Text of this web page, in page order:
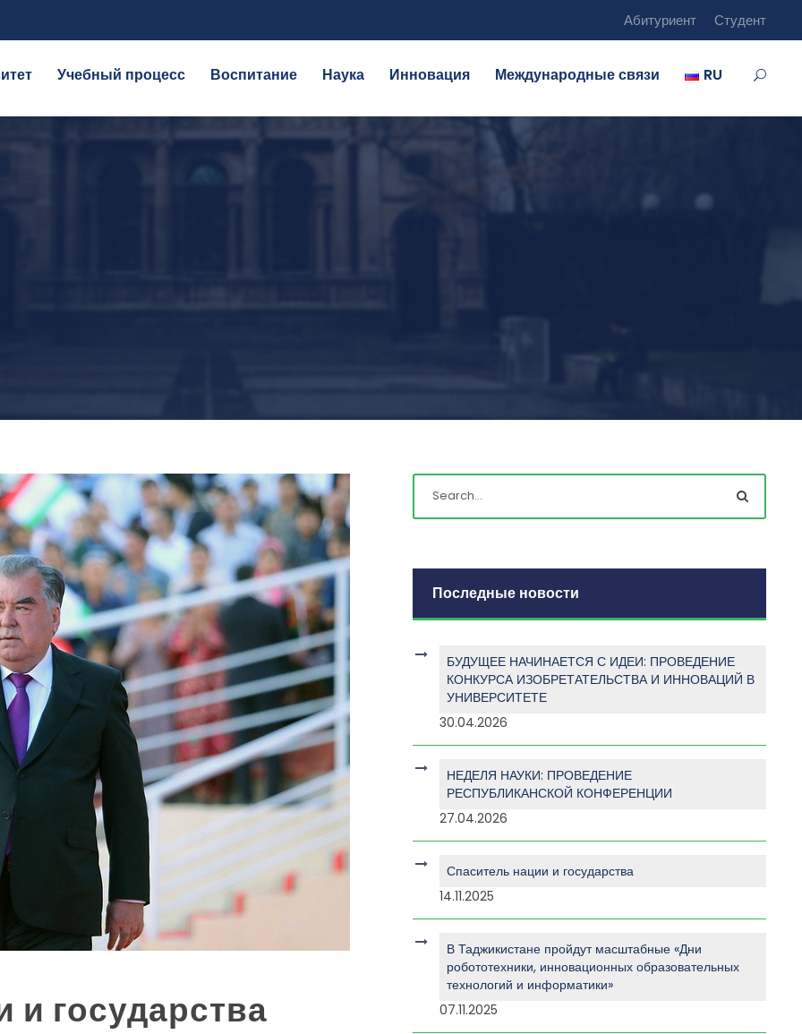
Абитуриент Студент
Учебный процесс Воспитание Наука Инновация Международные связи RU
и государства
Последные новости
БУДУЩЕЕ НАЧИНАЕТСЯ С ИДЕИ: ПРОВЕДЕНИЕ
КОНКУРСА ИЗОБРЕТАТЕЛЬСТВА И ИННОВАЦИЙ В
УНИВЕРСИТЕТЕ
30.04.2026
НЕДЕЛЯ НАУКИ: ПРОВЕДЕНИЕ
РЕСПУБЛИКАНСКОЙ КОНФЕРЕНЦИИ
27.04.2026
Спаситель нации и государства
14.11.2025
В Таджикистане пройдут масштабные «Дни
робототехники, инновационных образовательных
технологий и информатики»
07.11.2025